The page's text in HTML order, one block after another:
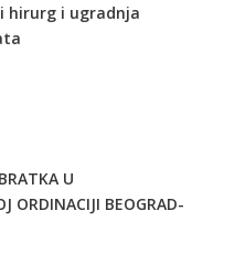
hirurg i ugradnja
U
ORDINACIJI BEOGRAD-